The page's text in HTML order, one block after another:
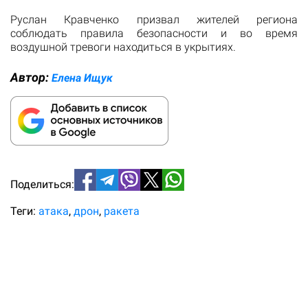
Руслан Кравченко призвал жителей региона
соблюдать правила безопасности и во время
воздушной тревоги находиться в укрытиях.
Автор: Елена Ищук
Поделиться:
Теги: атака дрон ракета